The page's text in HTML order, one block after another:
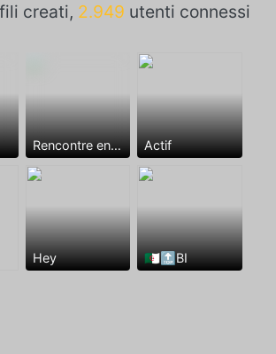
creati, 2.949 utenti connessi
Rencontre entre mecs Actif
Hey 🇩🇿🔝BI